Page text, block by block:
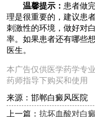
温馨提示： 患者做
理是很重要的，建议患
刺激性的环境，做好对
率。如果患者还有哪些
医生。
本广告仅供医学药学专
药师指导下购买和使用
来源：邯郸白癜风医院
上一篇：抗坏血酸对白